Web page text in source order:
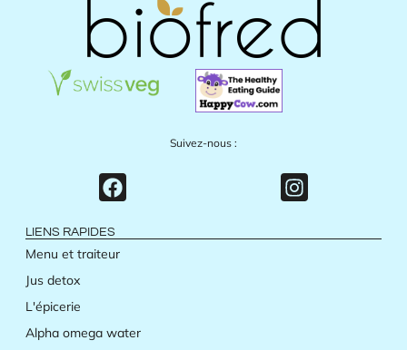
Suivez-nous :
LIENS RAPIDES
Menu et traiteur
Jus detox
L'épicerie
Alpha omega water